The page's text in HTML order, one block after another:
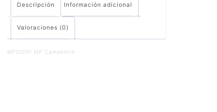
Descripción Información adicional
Valoraciones (0)
MP50091 MP Campestre